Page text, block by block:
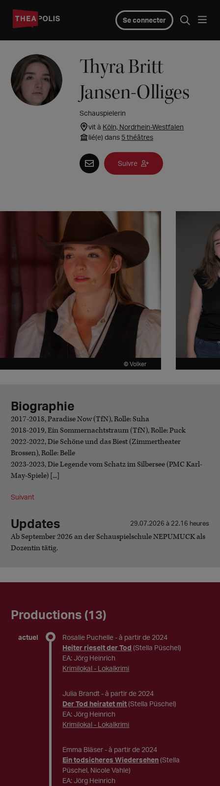
Se connecter
Thyra Britt
Jansen-Olliges
Schauspielerin
vit à Köln, Nordrhein-Westfalen
lié(e) dans 5 théâtres
Suivre
© Volker
Biographie
2017-2018, Paradise Now (TfN), Rolle: Suha
2018-2019, Ein Sommernachtstraum (TfN), Rolle: Puck
2022-2022, Die Schöne und das Biest (Zimmertheater
Brossen), Rolle: Belle
2023-2023, Die Legende vom Schatz im Silbersee (PMC Karl-
May-Spiele) [...]
Suivant
Updates 29.07.2026 à 22.16 heures
Ab September 2026 an der Schauspielschule NEPUMUCK als
Dozentin tätig.
Productions (13)
actuel Rosalie Puchelle - à partir de 2024
Heiter rieselt der Tod (Stella Püschel)
EA: Jörg Heinrich
Krimilokal - Lokalkrimi
Julia Brandt - à partir de 2024
Der Tod heiratet mit (Stella Püschel)
EA: Jörg Heinrich
Krimilokal - Lokalkrimi
Emma Bläser - à partir de 2024
Ein todsicheres Wiedersehen (Stella
Püschel, Nicole Vahle)
EA: Jörg Heinrich